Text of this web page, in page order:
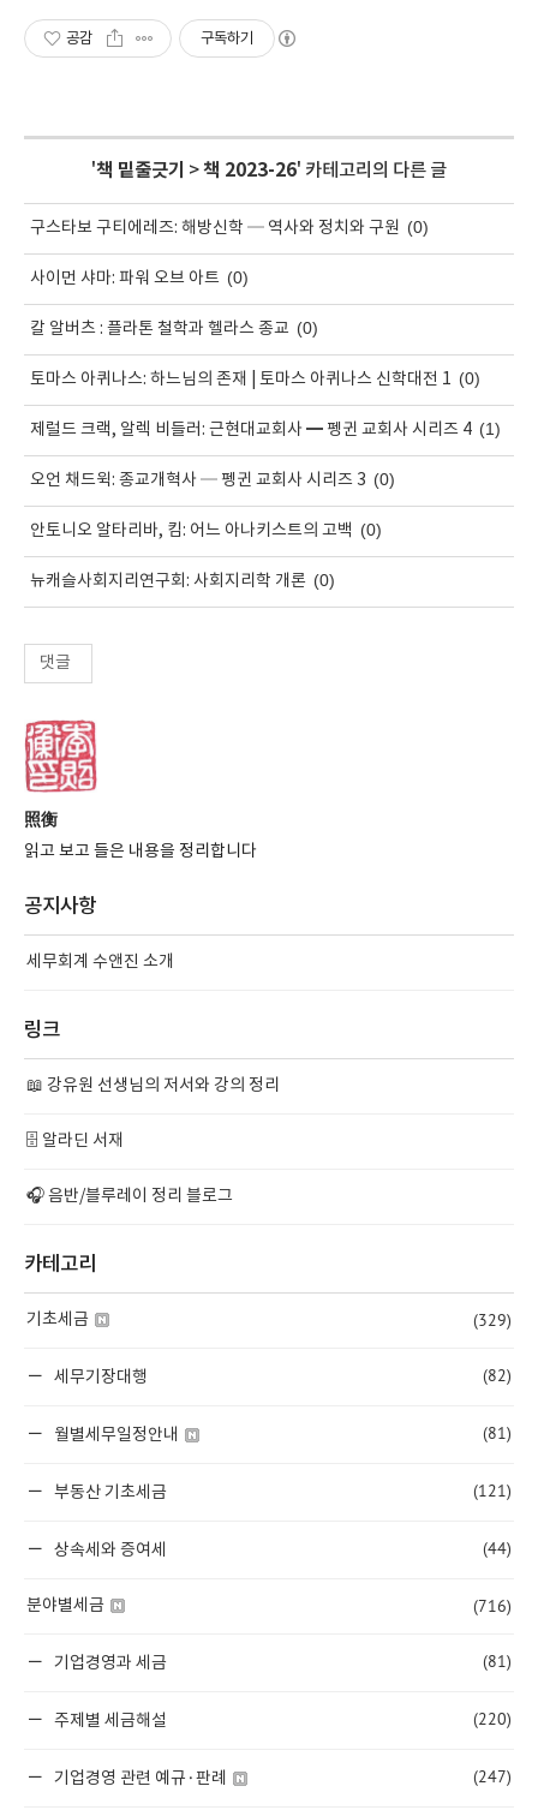
공감 구독하기
'책 밑줄긋기 >책 2023-26' 카테고리의 다른 글
구스타보 구티에레즈: 해방신학 ─ 역사와 정치와 구원 (0)
사이먼 샤마: 파워 오브 아트 (0)
칼 알버츠 : 플라톤 철학과 헬라스 종교 (0)
토마스 아퀴나스: 하느님의 존재 | 토마스 아퀴나스 신학대전 1 (0)
제럴드 크랙, 알렉 비들러: 근현대교회사 ━ 펭귄 교회사 시리즈 4 (1)
오언 채드윅: 종교개혁사 ─ 펭귄 교회사 시리즈 3 (0)
안토니오 알타리바, 킴: 어느 아나키스트의 고백 (0)
뉴캐슬사회지리연구회: 사회지리학 개론 (0)
댓글
照衡
읽고 보고 들은 내용을 정리합니다
공지사항
세무회계 수앤진 소개
링크
📖 강유원 선생님의 저서와 강의 정리
🗄️ 알라딘 서재
🎧 음반/블루레이 정리 블로그
카테고리
기초세금 (329)
세무기장대행 (82)
월별세무일정안내 (81)
부동산 기초세금 (121)
상속세와 증여세 (44)
분야별세금 (716)
기업경영과 세금 (81)
주제별 세금해설 (220)
기업경영 관련 예규·판례 (247)